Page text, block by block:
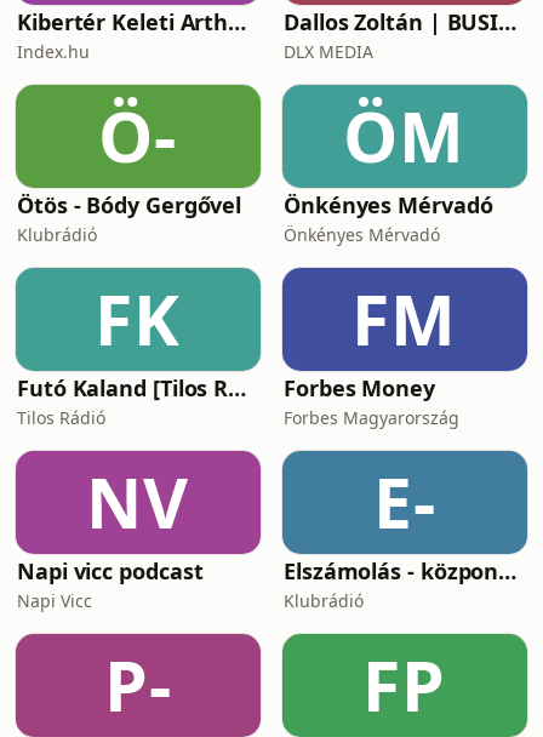
Kibertér Keleti Arthurral
Index.hu
Dallos Zoltán | BUSINESS
DLX MEDIA
Ö-
Ötös - Bódy Gergővel
Klubrádió
ÖM
Önkényes Mérvadó
Önkényes Mérvadó
FK
Futó Kaland [Tilos Rádió podcast]
Tilos Rádió
FM
Forbes Money
Forbes Magyarország
NV
Napi vicc podcast
Napi Vicc
E-
Elszámolás - központosítás, lojalitás és a függetlenség ára
Klubrádió
P- FP